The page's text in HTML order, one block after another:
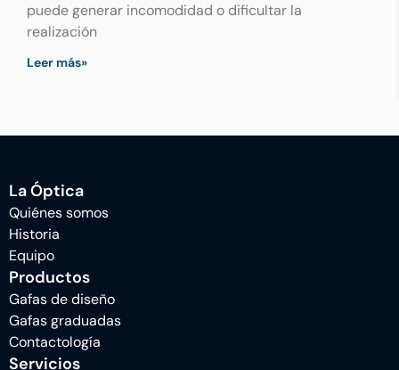
puede generar incomodidad o dificultar la
realización
Leer más»
La Óptica
Quiénes somos
Historia
Equipo
Productos
Gafas de diseño
Gafas graduadas
Contactología
Servicios